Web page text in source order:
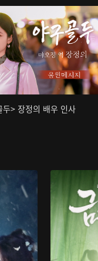
> 장정의 배우 인사